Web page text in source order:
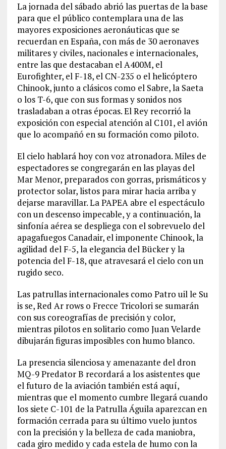
La jornada del sábado abrió las puertas de la base
para que el público contemplara una de las
mayores exposiciones aeronáuticas que se
recuerdan en España, con más de 30 aeronaves
militares y civiles, nacionales e internacionales,
entre las que destacaban el A400M, el
Eurofighter, el F-18, el CN-235 o el helicóptero
Chinook, junto a clásicos como el Sabre, la Saeta
o los T-6, que con sus formas y sonidos nos
trasladaban a otras épocas. El Rey recorrió la
exposición con especial atención al C101, el avión
que lo acompañó en su formación como piloto.
El cielo hablará hoy con voz atronadora. Miles de
espectadores se congregarán en las playas del
Mar Menor, preparados con gorras, prismáticos y
protector solar, listos para mirar hacia arriba y
dejarse maravillar. La PAPEA abre el espectáculo
con un descenso impecable, y a continuación, la
sinfonía aérea se despliega con el sobrevuelo del
apagafuegos Canadair, el imponente Chinook, la
agilidad del F-5, la elegancia del Bücker y la
potencia del F-18, que atravesará el cielo con un
rugido seco.
Las patrullas internacionales como Patro uil le Su
is se, Red Ar rows o Frecce Tricolori se sumarán
con sus coreografías de precisión y color,
mientras pilotos en solitario como Juan Velarde
dibujarán figuras imposibles con humo blanco.
La presencia silenciosa y amenazante del dron
MQ-9 Predator B recordará a los asistentes que
el futuro de la aviación también está aquí,
mientras que el momento cumbre llegará cuando
los siete C-101 de la Patrulla Águila aparezcan en
formación cerrada para su último vuelo juntos
con la precisión y la belleza de cada maniobra,
cada giro medido y cada estela de humo con la